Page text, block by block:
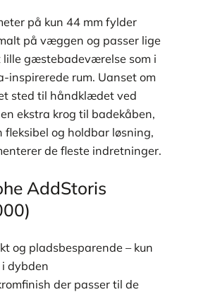
på kun 44 mm fylder
på væggen og passer lige
lille gæstebadeværelse som i
inspirerede rum. Uanset om
sted til håndklædet ved
ekstra krog til badekåben,
fleksibel og holdbar løsning,
de fleste indretninger.
AddStoris
og pladsbesparende – kun
dybden
der passer til de